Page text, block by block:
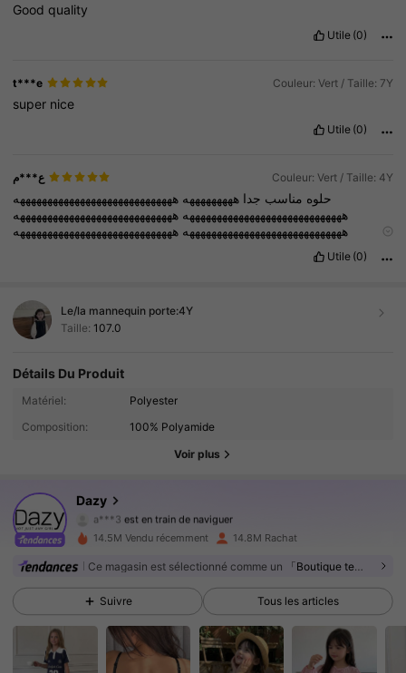
Goodquality
Utile (0)
t***e Couleur: Vert / Taille: 7Y
super nice
Utile (0)
ع***م Couleur: Vert / Taille: 4Y
حلوه مناسب جدا هههههههههه هههههههههههههههههههههههههههههه
هههههههههههههههههههههههههههههه هههههههههههههههههههههههههههههه
هههههههههههههههههههههههههههههه هههههههههههههههههههههههههههههه
هههههههههههههههههههههههههههههه
Utile (0)
Le/la mannequin porte:4Y
Taille: 107.0
Détails Du Produit
Matériel:
Polyester
Composition:
100% Polyamide
Voir plus
Dazy
6.6M Suiveurs
6.6M Suiveurs
4.91 6.6M Suiveurs
4.91 6.6M Suiveurs
6.6M Suiveurs
14.5M Vendu récemment 14.8M Rachat
Ce magasin est sélectionné comme un 「Boutique tendance」
Suivre Tous les articles